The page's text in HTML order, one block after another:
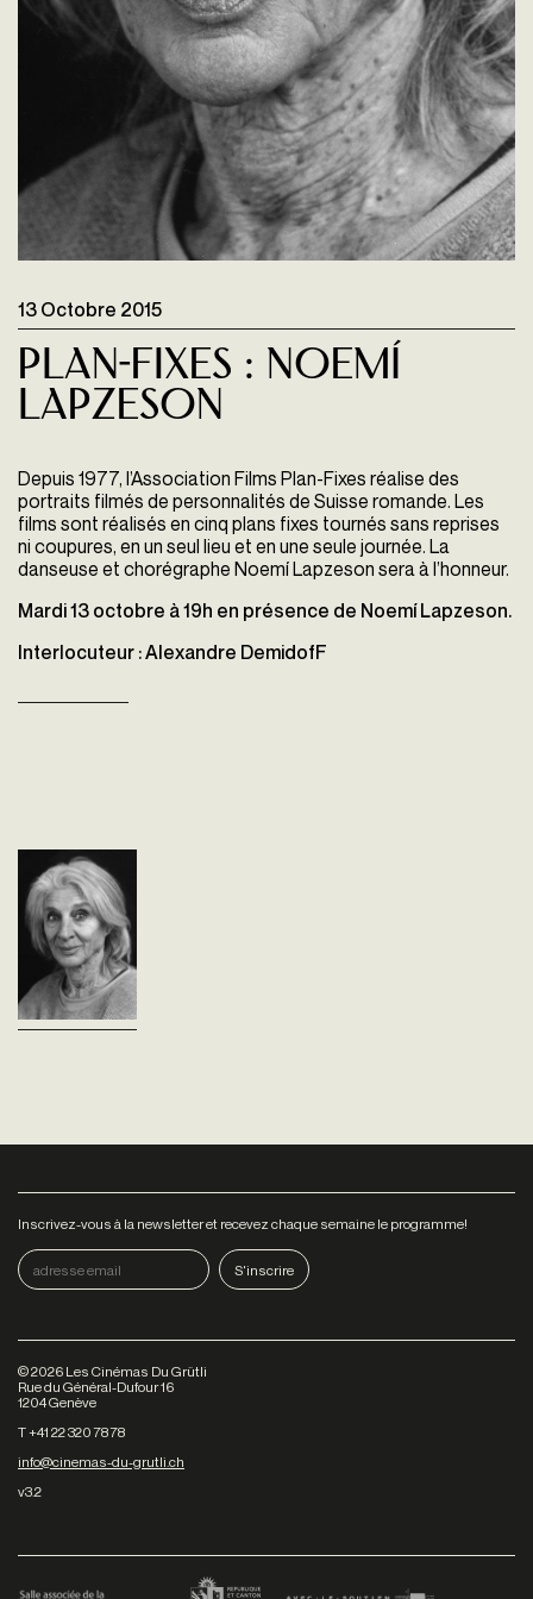
13 Octobre 2015
Plan-fixes : NoemÍ
Lapzeson
Depuis 1977, l’Association Films Plan-Fixes réalise des
portraits filmés de personnalités de Suisse romande. Les
films sont réalisés en cinq plans fixes tournés sans reprises
ni coupures, en un seul lieu et en une seule journée. La
danseuse et chorégraphe Noemí Lapzeson sera à l’honneur.
Mardi 13 octobre à 19h en présence de Noemí Lapzeson.
Interlocuteur : Alexandre DemidofF
L'enseignement implique
une façon de bouger, une
façon de parler et c'est avec ce
langage-là que je crée. Les
gens qui travaillent avec moi
sont...
Inscrivez-vous à la newsletter et recevez chaque semaine le programme!
©2026 Les Cinémas Du Grütli
Rue du Général-Dufour 16
1204 Genève
T +41 22 320 78 78
info@cinemas-du-grutli.ch
v3.2